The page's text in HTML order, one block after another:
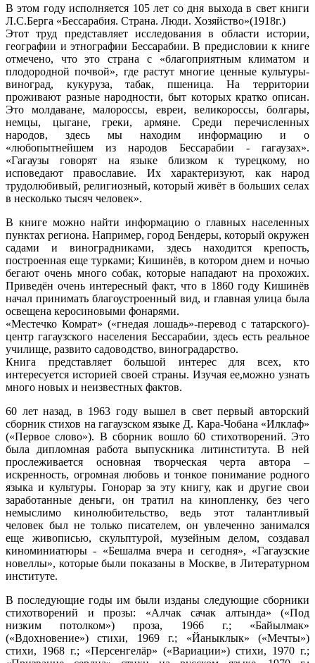
В этом году исполняется 105 лет со дня выхода в свет книги
Л.С.Берга «Бессарабия. Страна. Люди. Хозяйство»(1918г.)
Этот труд представляет исследования в области истории,
географии и этнографии Бессарабии. В предисловии к книге
отмечено, что это страна с «благоприятным климатом и
плодородной почвой», где растут многие ценные культуры-
виноград, кукуруза, табак, пшеница. На территории
проживают разные народности, быт которых кратко описан.
Это молдаване, малороссы, евреи, великороссы, болгары,
немцы, цыгане, греки, армяне. Среди перечисленных
народов, здесь мы находим информацию и о
«любопытнейшем из народов Бессарабии - гагаузах».
«Гагаузы говорят на языке близком к турецкому, но
исповедают православие. Их характеризуют, как народ
трудолюбивый, религиозный, который живёт в больших селах
в несколько тысяч человек».
В книге можно найти информацию о главных населенных
пунктах региона. Например, город Бендеры, который окружен
садами и виноградниками, здесь находится крепость,
построенная еще турками; Кишинёв, в котором днем и ночью
бегают очень много собак, которые нападают на прохожих.
Приведён очень интересный факт, что в 1860 году Кишинёв
начал принимать благоустроенный вид, и главная улица была
освещена керосиновыми фонарями.
«Местечко Комрат» («гнедая лошадь»-перевод с татарского)-
центр гагаузского населения Бессарабии, здесь есть реальное
училище, развито садоводство, виноградарство.
Книга представляет большой интерес для всех, кто
интересуется историей своей страны. Изучая ее,можно узнать
много новых и неизвестных фактов.
60 лет назад, в 1963 году вышел в свет первый авторский
сборник стихов на гагаузском языке Д. Кара-Чобана «Илклаф»
(«Первое слово»). В сборник вошло 60 стихотворений. Это
была дипломная работа выпускника литинститута. В ней
прослеживается основная творческая черта автора –
искренность, огромная любовь и тонкое понимание родного
языка и культуры. Гонорар за эту книгу, как и другие свои
заработанные деньги, он тратил на кинопленку, без чего
немыслимо кинолюбительство, ведь этот талантливый
человек был не только писателем, он увлеченно занимался
еще живописью, скульптурой, музейным делом, создавал
киноминиатюры - «Бешалма вчера и сегодня», «Гагаузские
новеллы», которые были показаны в Москве, в Литературном
институте.
В последующие годы им были изданы следующие сборники
стихотворений и прозы: «Алчак сачак алтында» («Под
низким потолком») проза, 1966 г.; «Байылмак»
(«Вдохновение») стихи, 1969 г.; «Йаныклык» («Мечты»)
стихи, 1968 г.; «Персенгелäр» («Вариации») стихи, 1970 г.;